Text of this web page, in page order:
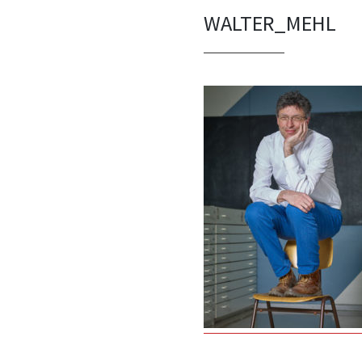
WALTER_MEHL